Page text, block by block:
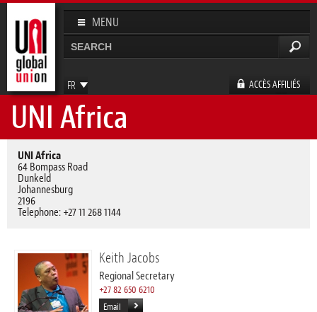
Aller au
contenu
principal
MENU
FR
EN
ES
DE
ACCÈS AFFILIÉS
Formulaire de recherche
UNI Africa
UNI Africa
64 Bompass Road
Dunkeld
Johannesburg
2196
Telephone: +27 11 268 1144
Keith Jacobs
Regional Secretary
+27 82 650 6210
Email